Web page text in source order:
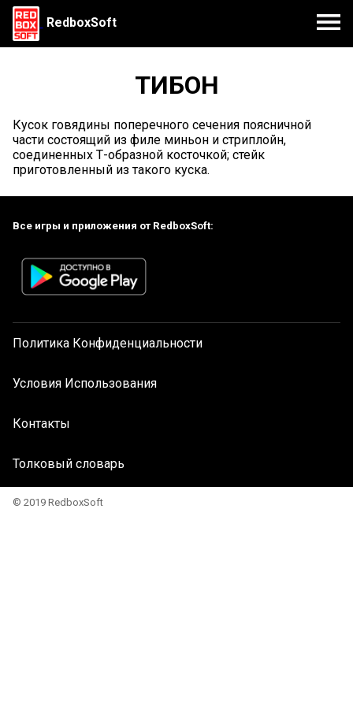
RedboxSoft
ТИБОН
Кусок говядины поперечного сечения поясничной
части состоящий из филе миньон и стриплойн,
соединенных Т-образной косточкой; стейк
приготовленный из такого куска.
Все игры и приложения от RedboxSoft:
Политика Конфиденциальности
Условия Использования
Контакты
Толковый словарь
© 2019 RedboxSoft